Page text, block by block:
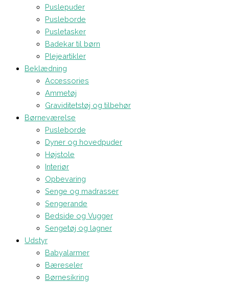
Puslepuder
Pusleborde
Pusletasker
Badekar til børn
Plejeartikler
Beklædning
Accessories
Ammetøj
Graviditetstøj og tilbehør
Børneværelse
Pusleborde
Dyner og hovedpuder
Højstole
Interiør
Opbevaring
Senge og madrasser
Sengerande
Bedside og Vugger
Sengetøj og lagner
Udstyr
Babyalarmer
Bæreseler
Børnesikring